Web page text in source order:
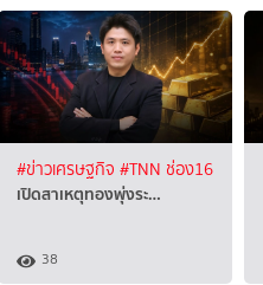
#ข่าวเศรษฐกิจ #TNN ช่อง16
เปิดสาเหตุทองพุ่งระ…
38